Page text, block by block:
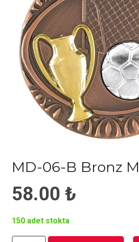
MD-06-B Bronz
58.00 ₺
150 adet stokta